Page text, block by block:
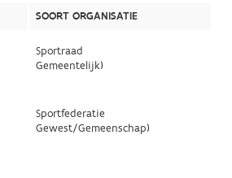
SOORT ORGANISATIE
Sportraad
Gemeentelijk)
Sportfederatie
Gewest/Gemeenschap)